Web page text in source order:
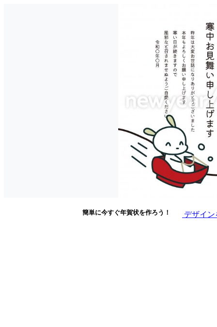
簡単に今すぐ年賀状を作ろう！ デザイ